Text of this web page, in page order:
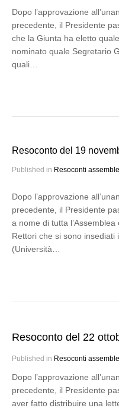
Dopo l’approvazione
precedente, il Presidente
che la Giunta ha eletto
nominato quale Segretario
quali…
Resoconto del 19
Published in Resoconti
Dopo l’approvazione
precedente, il Presidente
a nome di tutta
Rettori che si sono insediati
(Università…
Resoconto del 22
Published in Resoconti
Dopo l’approvazione
precedente, il Presidente
aver fatto distribuire una